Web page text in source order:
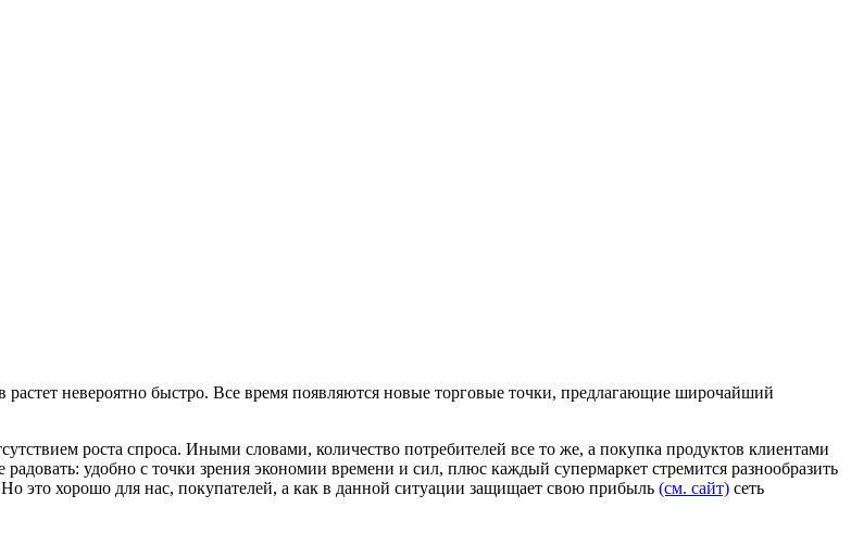
невероятно быстро. Все время появляются новые торговые точки, предлагающие широчайший
роста спроса. Иными словами, количество потребителей все то же, а покупка продуктов клиентами
удобно с точки зрения экономии времени и сил, плюс каждый супермаркет стремится разнообразить
это хорошо для нас, покупателей, а как в данной ситуации защищает свою прибыль (см. сайт) сеть